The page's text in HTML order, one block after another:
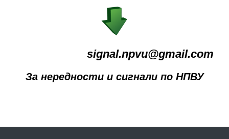
signal.npvu@gmail.com
За нередности и сигнали по НПВУ